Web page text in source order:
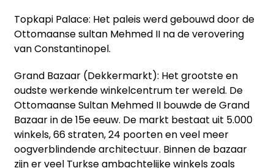
Topkapi Palace: Het paleis werd gebouwd door de
Ottomaanse sultan Mehmed II na de verovering
van Constantinopel.
Grand Bazaar (Dekkermarkt): Het grootste en
oudste werkende winkelcentrum ter wereld. De
Ottomaanse Sultan Mehmed II bouwde de Grand
Bazaar in de 15e eeuw. De markt bestaat uit 5.000
winkels, 66 straten, 24 poorten en veel meer
oogverblindende architectuur. Binnen de bazaar
zijn er veel Turkse ambachtelijke winkels zoals